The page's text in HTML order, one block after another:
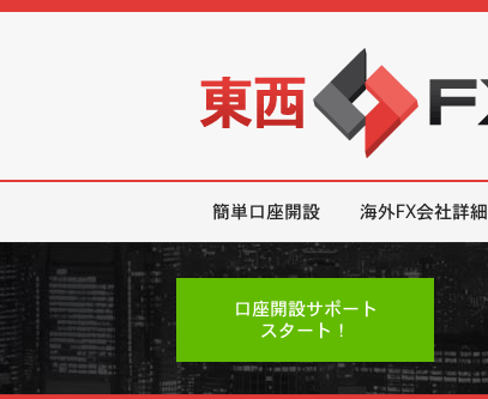
簡単口座開設 海外FX会社詳細
口座開設サポート
スタート！